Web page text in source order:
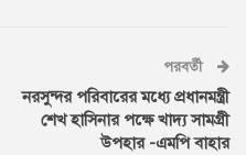
পরবর্তী
নরসুন্দর পরিবারের মধ্যে প্রধানমন্ত্রী
শেখ হাসিনার পক্ষে খাদ্য সামগ্রী
উপহার -এমপি বাহার